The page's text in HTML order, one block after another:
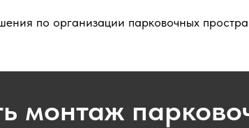
по организации парковочных
монтаж